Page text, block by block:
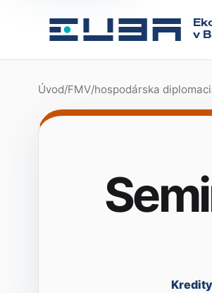
v
Úvod/FMV/hospodárska